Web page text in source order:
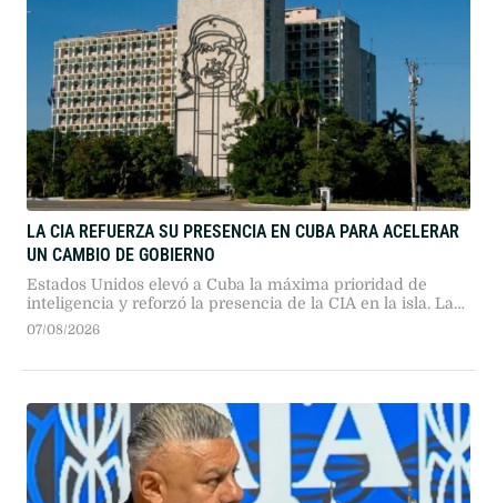
LA CIA REFUERZA SU PRESENCIA EN CUBA PARA ACELERAR
UN CAMBIO DE GOBIERNO
Estados Unidos elevó a Cuba la máxima prioridad de
inteligencia y reforzó la presencia de la CIA en la isla. La
medida busca acelerar la caída del régimen castrista
información estratégica.